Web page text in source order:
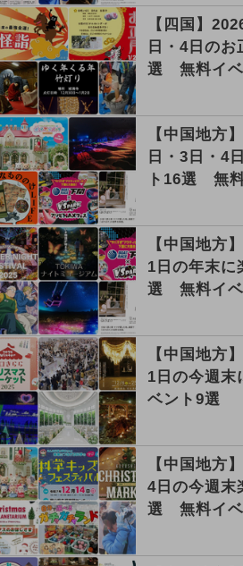
【四国】
日・4日のお
選 無料イベ
【中国地方
日・3日・4
ト16選 無
【中国地方
1日の年末に
選 無料イベ
【中国地方
1日の今週末
ベント9選
【中国地方
4日の今週末
選 無料イベ